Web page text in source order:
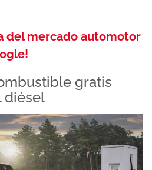
del mercado automotor
gratis
diésel